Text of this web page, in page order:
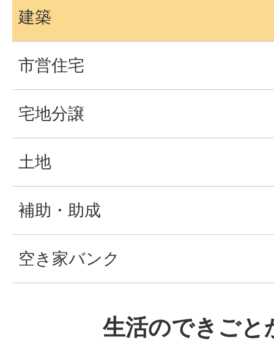
建築
市営住宅
宅地分譲
土地
補助・助成
空き家バンク
生活のできごと